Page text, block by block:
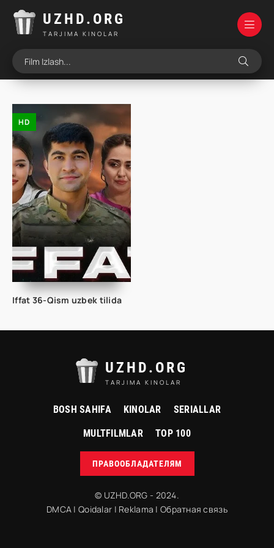
UZHD.ORG
TARJIMA KINOLAR
HD
Iffat 36-Qism uzbek tilida
UZHD.ORG
TARJIMA KINOLAR
BOSH SAHIFA KINOLAR SERIALLAR
MULTFILMLAR TOP 100
ПРАВООБЛАДАТЕЛЯМ
© UZHD.ORG - 2024.
DMCA |Qoidalar | Reklama | Обратная связь